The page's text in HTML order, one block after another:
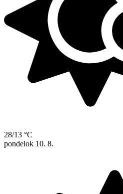
28/13 °C
pondelok 10. 8.